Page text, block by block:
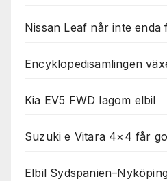
Nissan Leaf når inte enda
Encyklopedisamlingen
Kia EV5 FWD lagom elbil
Suzuki e Vitara 4×4 får
Elbil